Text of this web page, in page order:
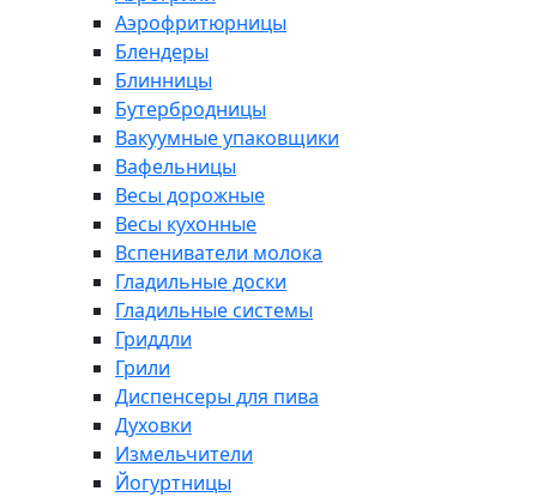
Аэрофритюрницы
Блендеры
Блинницы
Бутербродницы
Вакуумные упаковщики
Вафельницы
Весы дорожные
Весы кухонные
Вспениватели молока
Гладильные доски
Гладильные системы
Гриддли
Грили
Диспенсеры для пива
Духовки
Измельчители
Йогуртницы